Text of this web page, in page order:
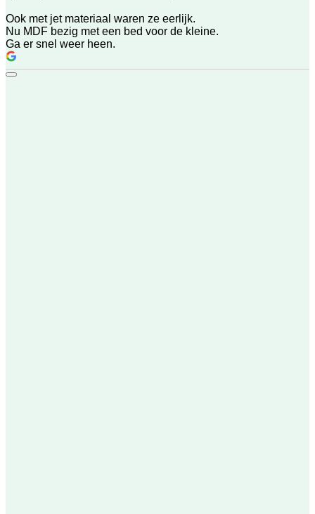
Ook met jet materiaal waren ze eerlijk.
Nu MDF bezig met een bed voor de kleine.
Ga er snel weer heen.